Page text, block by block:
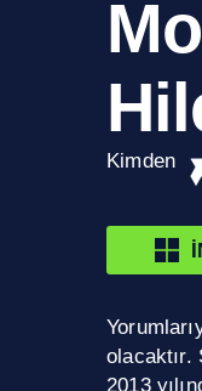
Kimden
olacaktır.
2013